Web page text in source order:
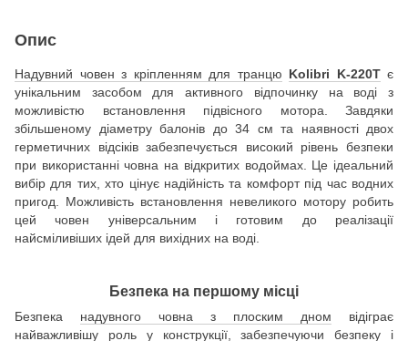
Опис
Надувний човен з кріпленням для транцю Kolibri K-220Tє
унікальним засобом для активного відпочинку на воді з
можливістю встановлення підвісного мотора. Завдяки
збільшеному діаметру балонів до 34 см та наявності двох
герметичних відсіків забезпечується високий рівень безпеки
при використанні човна на відкритих водоймах. Це ідеальний
вибір для тих, хто цінує надійність та комфорт під час водних
пригод. Можливість встановлення невеликого мотору робить
цей човен універсальним і готовим до реалізації
найсміливіших ідей для вихідних на воді.
Безпека на першому місці
Безпека надувного човна з плоским дном відіграє
найважливішу роль у конструкції, забезпечуючи безпеку і